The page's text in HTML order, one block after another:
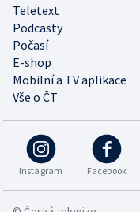
Teletext
Podcasty
Počasí
E-shop
Mobilní a TV aplikace
Vše o ČT
Instagram Facebook